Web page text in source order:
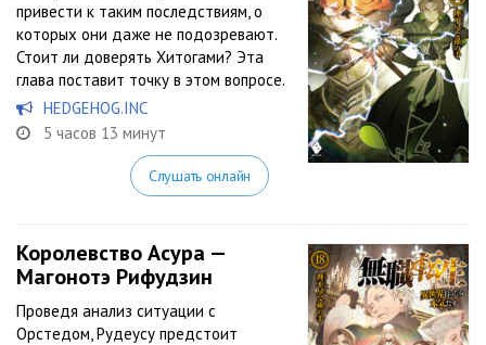
привести к таким последствиям, о
которых они даже не подозревают.
Стоит ли доверять Хитогами? Эта
глава поставит точку в этом вопросе.
HEDGEHOG.INC
5 часов 13 минут
Слушать онлайн
Королевство Асура —
Магонотэ Рифудзин
Проведя анализ ситуации с
Орстедом, Рудеусу предстоит